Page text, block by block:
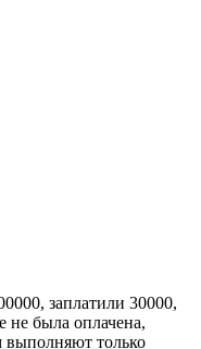
заплатили 30000,
не была оплачена,
выполняют только